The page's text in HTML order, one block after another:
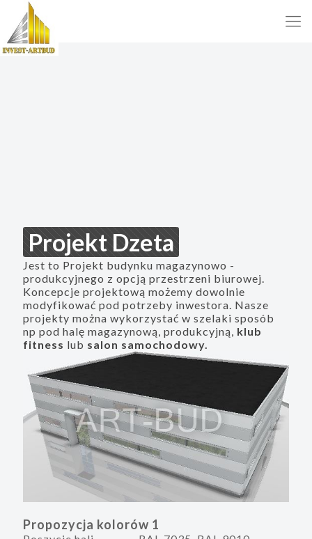
Projekt Dzeta
Jest to Projekt budynku magazynowo -
produkcyjnego z opcją przestrzeni biurowej.
Koncepcje projektową możemy dowolnie
modyfikować pod potrzeby inwestora. Nasze
projekty można wykorzystać w szelaki sposób
np pod halę magazynową, produkcyjną, klub
fitness lub salon samochodowy.
Propozycja kolorów 1